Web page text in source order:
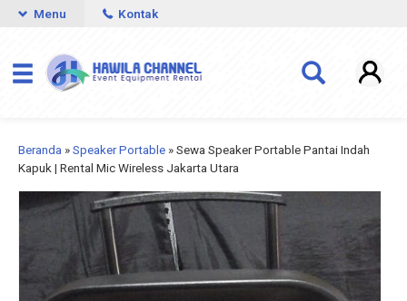
Menu Kontak
Beranda »Speaker Portable »Sewa Speaker Portable Pantai Indah
Kapuk | Rental Mic Wireless Jakarta Utara